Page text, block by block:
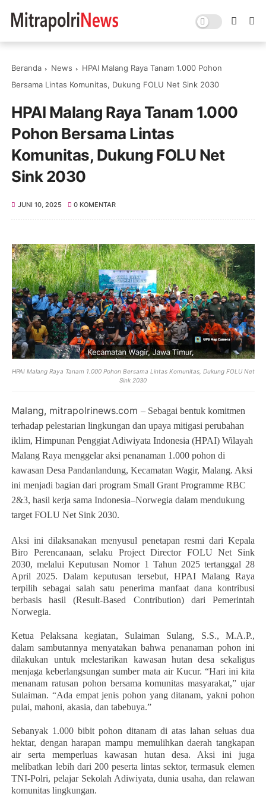
Beranda News
HPAI Malang Raya Tanam 1.000 Pohon
Bersama Lintas Komunitas, Dukung FOLU Net Sink 2030
HPAI Malang Raya Tanam 1.000
Pohon Bersama Lintas
Komunitas, Dukung FOLU Net
Sink 2030
JUNI 10, 2025 0 KOMENTAR
HPAI Malang Raya Tanam 1.000 Pohon Bersama Lintas Komunitas, Dukung FOLU Net
Sink 2030
Malang, mitrapolrinews.com– Sebagai bentuk komitmen
terhadap pelestarian lingkungan dan upaya mitigasi perubahan
iklim, Himpunan Penggiat Adiwiyata Indonesia (HPAI) Wilayah
Malang Raya menggelar aksi penanaman 1.000 pohon di
kawasan Desa Pandanlandung, Kecamatan Wagir, Malang. Aksi
ini menjadi bagian dari program Small Grant Programme RBC
2&3, hasil kerja sama Indonesia–Norwegia dalam mendukung
target FOLU Net Sink 2030.
Aksi ini dilaksanakan menyusul penetapan resmi dari Kepala
Biro Perencanaan, selaku Project Director FOLU Net Sink
2030, melalui Keputusan Nomor 1 Tahun 2025 tertanggal 28
April 2025. Dalam keputusan tersebut, HPAI Malang Raya
terpilih sebagai salah satu penerima manfaat dana kontribusi
berbasis hasil (Result-Based Contribution) dari Pemerintah
Norwegia.
Ketua Pelaksana kegiatan, Sulaiman Sulang, S.S., M.A.P.,
dalam sambutannya menyatakan bahwa penanaman pohon ini
dilakukan untuk melestarikan kawasan hutan desa sekaligus
menjaga keberlangsungan sumber mata air Kucur. “Hari ini kita
menanam ratusan pohon bersama komunitas masyarakat,” ujar
Sulaiman. “Ada empat jenis pohon yang ditanam, yakni pohon
pulai, mahoni, akasia, dan tabebuya.”
Sebanyak 1.000 bibit pohon ditanam di atas lahan seluas dua
hektar, dengan harapan mampu memulihkan daerah tangkapan
air serta memperluas kawasan hutan desa. Aksi ini juga
melibatkan lebih dari 200 peserta lintas sektor, termasuk elemen
TNI-Polri, pelajar Sekolah Adiwiyata, dunia usaha, dan relawan
komunitas lingkungan.